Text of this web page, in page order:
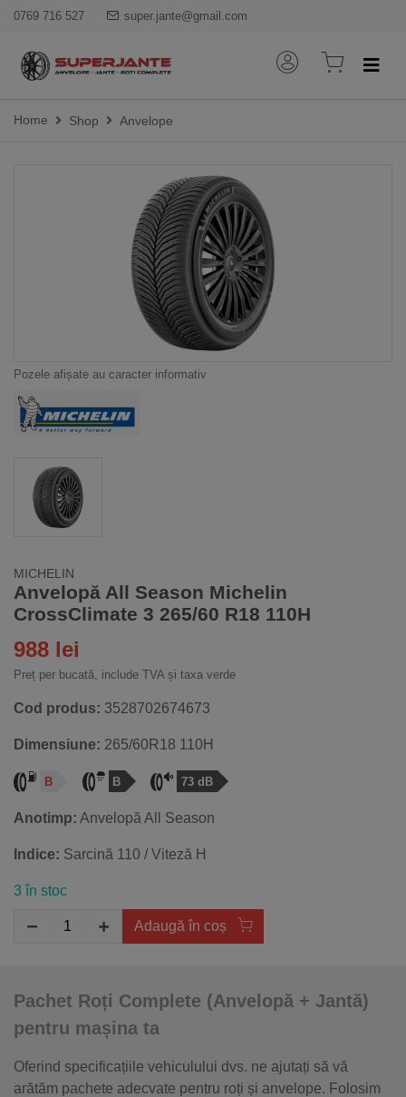
0769 716 527 super.jante@gmail.com
Home Shop Anvelope
Pozele afișate au caracter informativ
MICHELIN
Anvelopă All Season Michelin
CrossClimate 3 265/60 R18 110H
988 lei
Preț per bucată, include TVA și taxa verde
Cod produs: 3528702674673
Dimensiune: 265/60R18 110H
B B 73 dB
Anotimp: Anvelopă All Season
Indice: Sarcină 110 / Viteză H
3 în stoc
Adaugă în coș
Pachet Roți Complete (Anvelopă + Jantă)
pentru mașina ta
Oferind specificațiile vehiculului dvs. ne ajutați să vă
arătăm pachete adecvate pentru roți și anvelope. Folosim